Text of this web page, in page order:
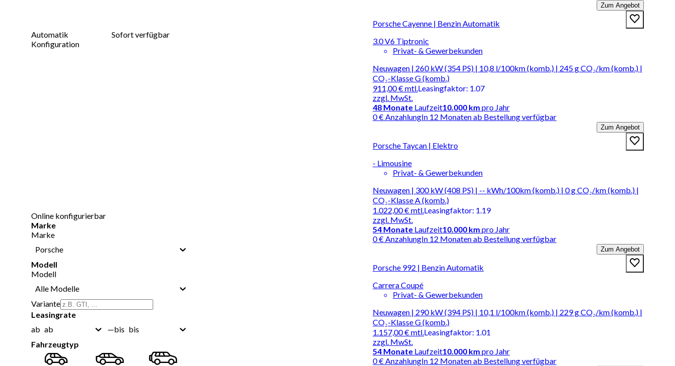
Automatik
Sofort verfügbar
Konfiguration
Online konfigurierbar
Marke
Marke
Porsche
Modell
Modell
Alle Modelle
Variante
Leasingrate
ab ab —bis bis
Fahrzeugtyp
Zum Angebot
Porsche Cayenne | Benzin Automatik
3.0 V6 Tiptronic
Privat- & Gewerbekunden
Neuwagen | 260 kW (354 PS) | 10,8 l/100km (komb.) | 245 g CO₂/km (komb.) |
CO₂-Klasse G (komb.)
911,00 €mtl.
zzgl. MwSt.
Leasingfaktor: 1.07
48 Monate Laufzeit10.000 km pro Jahr
0 € AnzahlungIn 12 Monaten ab Bestellung verfügbar
Zum Angebot
Porsche Taycan | Elektro
- Limousine
Privat- & Gewerbekunden
Neuwagen | 300 kW (408 PS) | -- kWh/100km (komb.) | 0 g CO₂/km (komb.) |
CO₂-Klasse A (komb.)
1.022,00 €mtl.
zzgl. MwSt.
Leasingfaktor: 1.19
54 Monate Laufzeit10.000 km pro Jahr
0 € AnzahlungIn 12 Monaten ab Bestellung verfügbar
Zum Angebot
Porsche 992 | Benzin Automatik
Carrera Coupé
Privat- & Gewerbekunden
Neuwagen | 290 kW (394 PS) | 10,1 l/100km (komb.) | 229 g CO₂/km (komb.) |
CO₂-Klasse G (komb.)
1.157,00 €mtl.
zzgl. MwSt.
Leasingfaktor: 1.01
54 Monate Laufzeit10.000 km pro Jahr
0 € AnzahlungIn 12 Monaten ab Bestellung verfügbar